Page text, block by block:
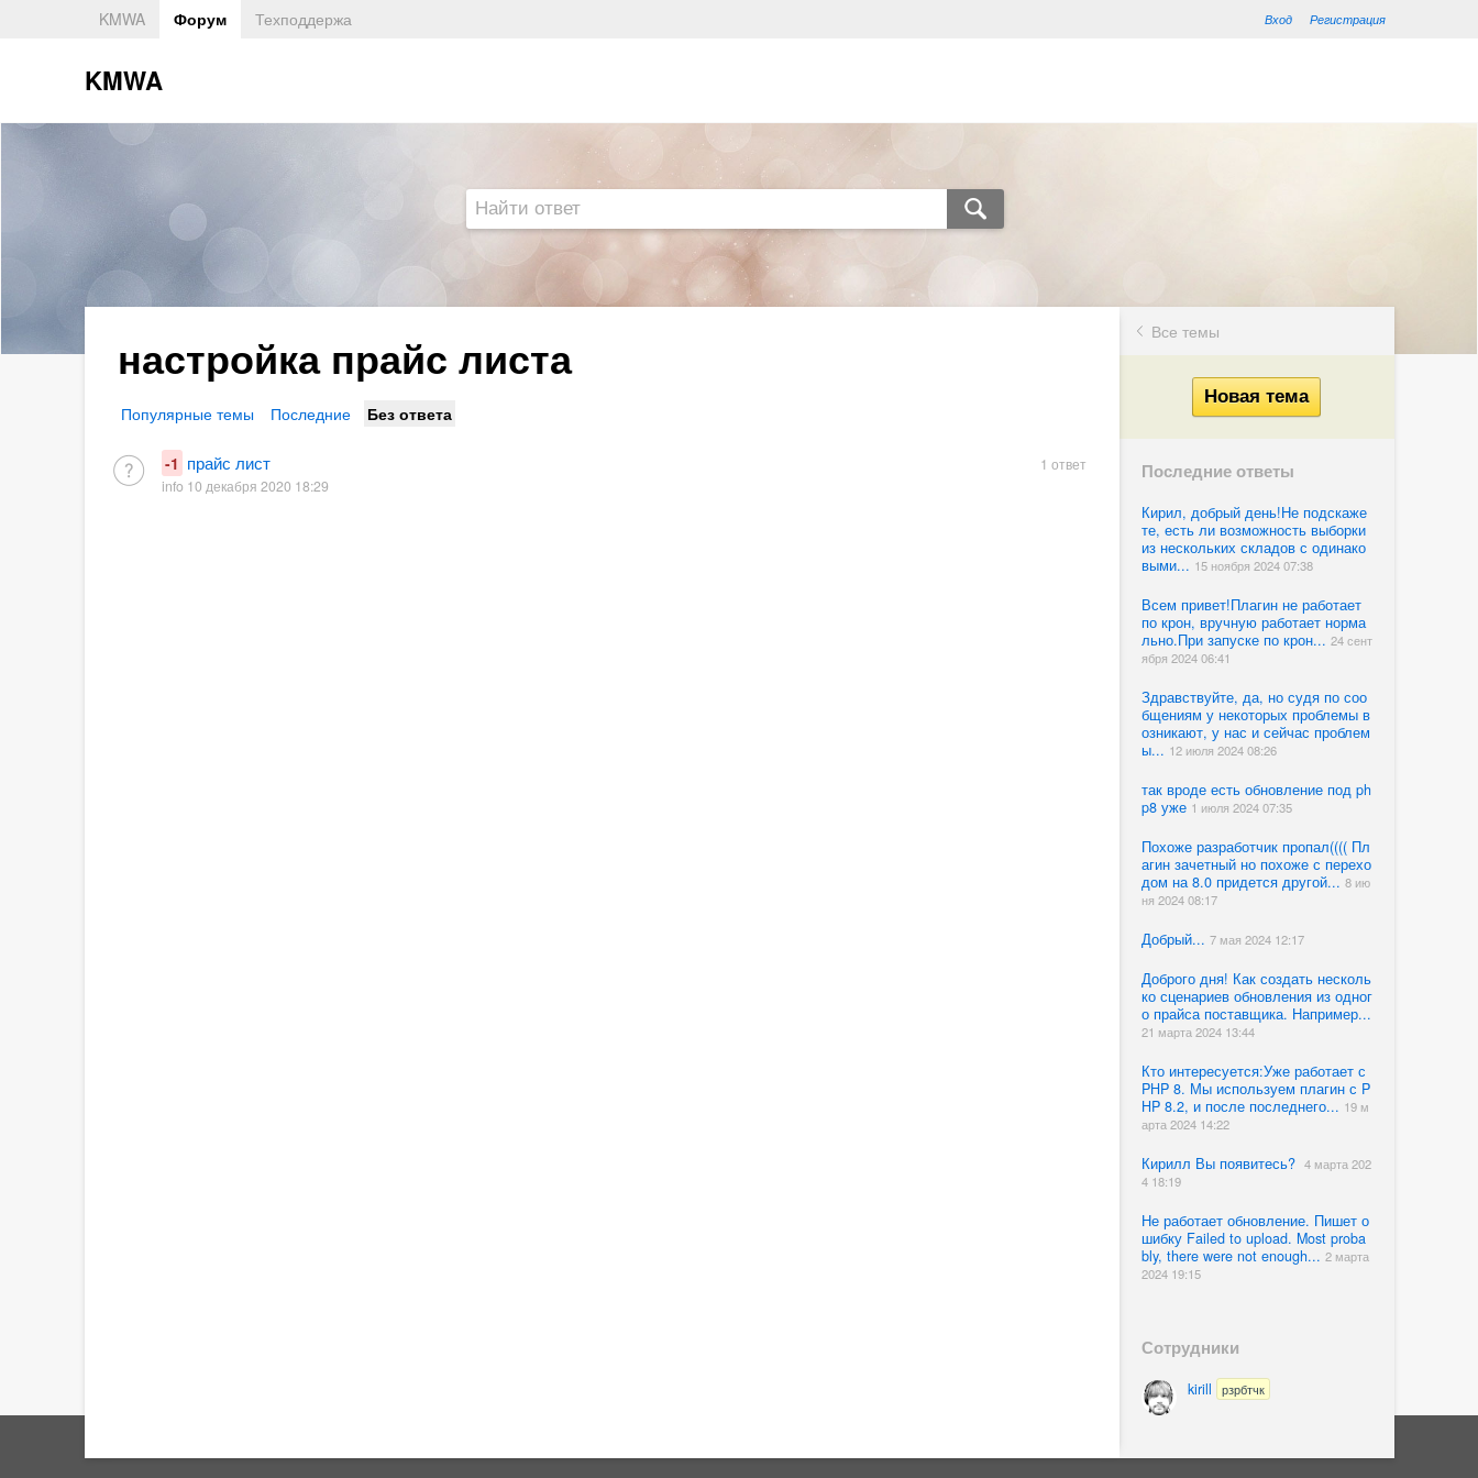
KMWA Форум Техподдержа Вход Регистрация
KMWA
Все темы
Последние ответы
Кирил, добрый день!Не подскаже
те, есть ли возможность выборки
из нескольких складов с одинако
выми... 15 ноября 2024 07:38
Всем привет!Плагин не работает
по крон, вручную работает норма
льно.При запуске по крон... 24 сент
ября 2024 06:41
Здравствуйте, да, но судя по соо
бщениям у некоторых проблемы в
озникают, у нас и сейчас проблем
ы... 12 июля 2024 08:26
так вроде есть обновление под ph
p8 уже 1 июля 2024 07:35
Похоже разработчик пропал(((( Пл
агин зачетный но похоже с перехо
дом на 8.0 придется другой... 8 ию
ня 2024 08:17
Добрый... 7 мая 2024 12:17
Доброго дня! Как создать несколь
ко сценариев обновления из одног
о прайса поставщика. Например...
21 марта 2024 13:44
Кто интересуется:Уже работает с
PHP 8. Мы используем плагин с P
HP 8.2, и после последнего... 19 м
арта 2024 14:22
Кирилл Вы появитесь? 4 марта 202
4 18:19
Не работает обновление. Пишет о
шибку Failed to upload. Most proba
bly, there were not enough... 2 марта
2024 19:15
Сотрудники
kirill рзрбтчк
настройка прайс листа
Популярные темы Последние Без ответа
-1 прайс лист
info 10 декабря 2020 18:29
1 ответ